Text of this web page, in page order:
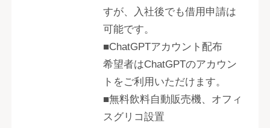
すが、入社後でも借用申請は
可能です。
■ChatGPTアカウント配布
希望者はChatGPTのアカウン
トをご利用いただけます。
■無料飲料自動販売機、オフィ
スグリコ設置